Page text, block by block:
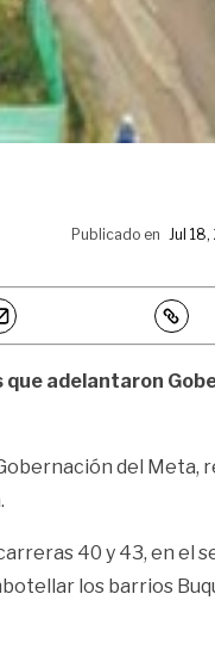
Publicado en Jul
que adelantaron
del Meta,
40 y 43, en el
los barrios